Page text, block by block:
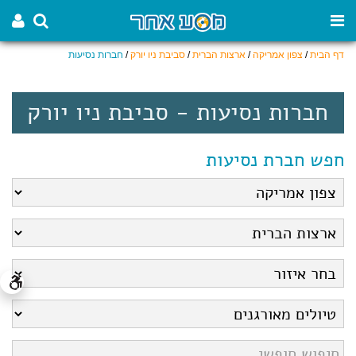
דף הבית/ צפון אמריקה/ ארצות הברית/ סביבת ניו יורק/ חברות נסיעות
חברות נסיעות - סביבת ניו יורק
חפש חברת נסיעות